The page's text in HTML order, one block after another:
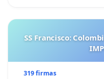
SS Francisco:
319 firmas